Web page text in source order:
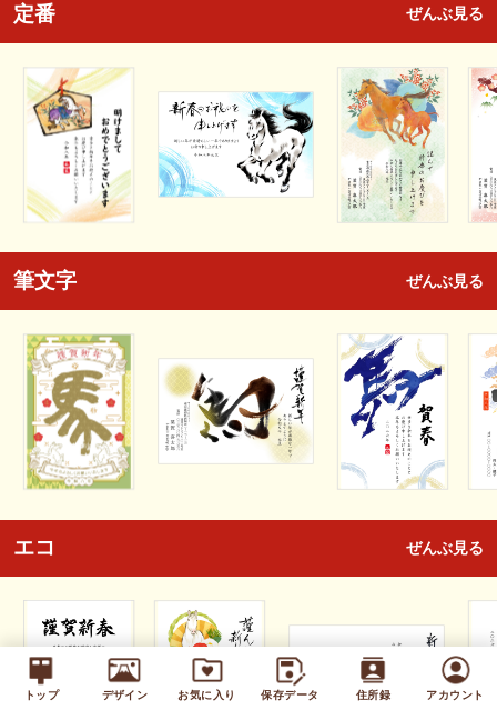
トップ デザイン お気に入り 保存データ 住所録 アカウント
定番 ぜんぶ見る
筆文字 ぜんぶ見る
エコ ぜんぶ見る